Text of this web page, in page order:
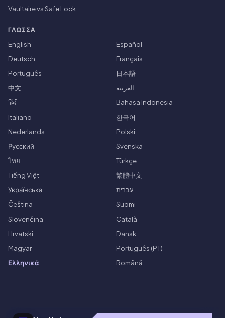
Vaultaire vs Safe Lock
ΓΛΏΣΣΑ
English
Español
Deutsch
Français
Português
日本語
中文
العربية
हिंदी
Bahasa Indonesia
Italiano
한국어
Nederlands
Polski
Русский
Svenska
ไทย
Türkçe
Tiếng Việt
繁體中文
Українська
עברית
Čeština
Suomi
Slovenčina
Català
Hrvatski
Dansk
Magyar
Português (PT)
Ελληνικά
Română